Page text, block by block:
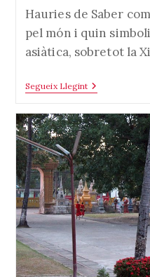
Hauries de Saber
pel món i quin
asiàtica, sobretot la
Segueix LlegintL’arròs